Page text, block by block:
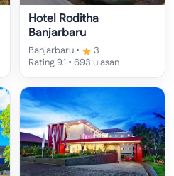
Hotel Roditha
Banjarbaru
Banjarbaru •
3
Rating 9.1 • 693 ulasan